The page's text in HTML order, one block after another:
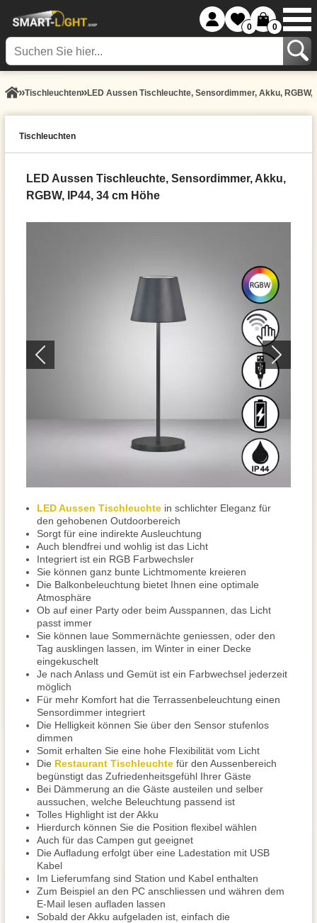
0 0
Tisch­leuchten LED Aussen Tischleuchte, Sensordimmer, Akku, RGBW,
Tisch­leuchten
LED Aussen Tischleuchte, Sensordimmer, Akku,
RGBW, IP44, 34 cm Höhe
LED Aussen Tischleuchte in schlichter Eleganz für
den gehobenen Outdoorbereich
Sorgt für eine indirekte Ausleuchtung
Auch blendfrei und wohlig ist das Licht
Integriert ist ein RGB Farbwechsler
Sie können ganz bunte Lichtmomente kreieren
Die Balkonbeleuchtung bietet Ihnen eine optimale
Atmosphäre
Ob auf einer Party oder beim Ausspannen, das Licht
passt immer
Sie können laue Sommernächte geniessen, oder den
Tag ausklingen lassen, im Winter in einer Decke
eingekuschelt
Je nach Anlass und Gemüt ist ein Farbwechsel jederzeit
möglich
Für mehr Komfort hat die Terrassenbeleuchtung einen
Sensordimmer integriert
Die Helligkeit können Sie über den Sensor stufenlos
dimmen
Somit erhalten Sie eine hohe Flexibilität vom Licht
Die Restaurant Tischleuchte für den Aussenbereich
begünstigt das Zufriedenheitsgefühl Ihrer Gäste
Bei Dämmerung an die Gäste austeilen und selber
aussuchen, welche Beleuchtung passend ist
Tolles Highlight ist der Akku
Hierdurch können Sie die Position flexibel wählen
Auch für das Campen gut geeignet
Die Aufladung erfolgt über eine Ladestation mit USB
Kabel
Im Lieferumfang sind Station und Kabel enthalten
Zum Beispiel an den PC anschliessen und währen dem
E-Mail lesen aufladen lassen
Sobald der Akku aufgeladen ist, einfach die